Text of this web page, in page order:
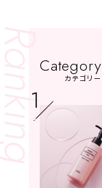
Category
カテゴリー